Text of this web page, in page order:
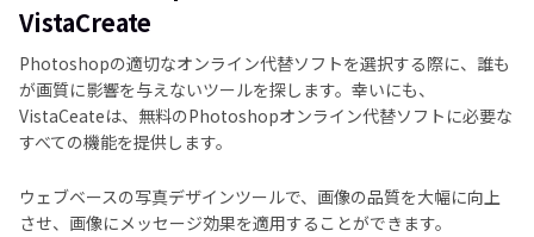
VistaCreate
Photoshopの適切なオンライン代替ソフトを選択する際に、誰も
が画質に影響を与えないツールを探します。幸いにも、
VistaCeateは、無料のPhotoshopオンライン代替ソフトに必要な
すべての機能を提供します。
ウェブベースの写真デザインツールで、画像の品質を大幅に向上
させ、画像にメッセージ効果を適用することができます。